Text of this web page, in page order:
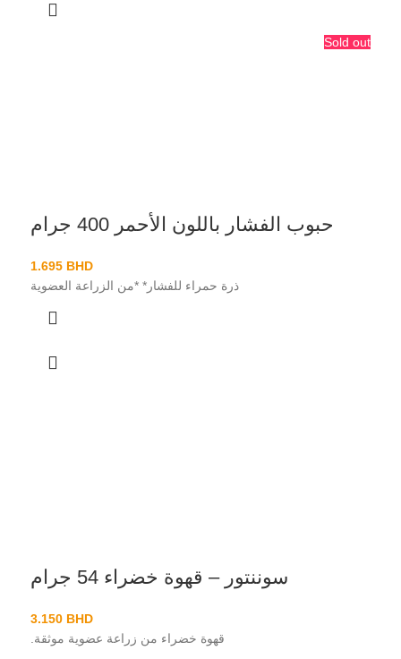
Sold out
حبوب الفشار باللون الأحمر 400 جرام
1.695 BHD
ذرة حمراء للفشار* *من الزراعة العضوية
سوننتور – قهوة خضراء 54 جرام
3.150 BHD
قهوة خضراء من زراعة عضوية موثقة.